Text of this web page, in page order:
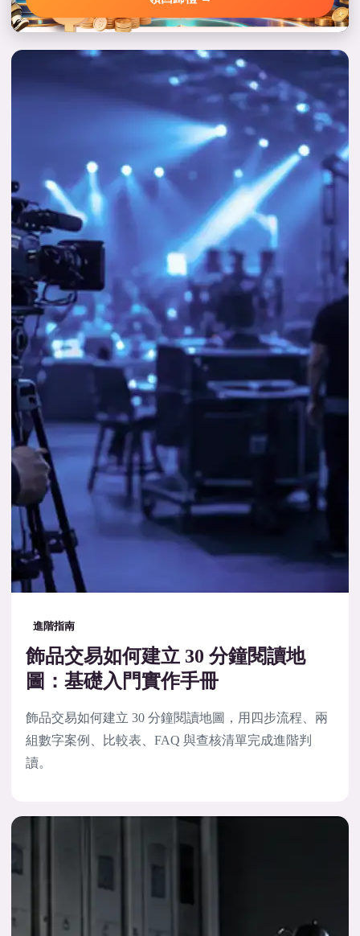
進階指南
飾品交易如何建立 30 分鐘閱讀地
圖：基礎入門實作手冊
飾品交易如何建立 30 分鐘閱讀地圖，用四步流程、兩
組數字案例、比較表、FAQ 與查核清單完成進階判
讀。